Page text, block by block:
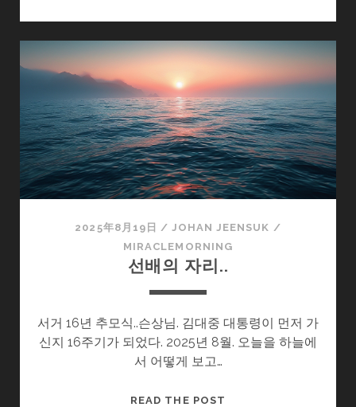
에
2025年8月19日 / JOHAN JEENSUK /
MIRACLEMORNING
선배의 자리..
서거 16년 추모식..슨상님. 김대중 대통령이 먼저 가
신지 16주기가 되었다. 2025년 8월. 오늘을 하늘에
서 어떻게 보고…
READ THE POST